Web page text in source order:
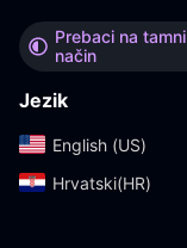
Prebaci na tamni
način
Jezik
English (US)‎
Hrvatski(HR)‎